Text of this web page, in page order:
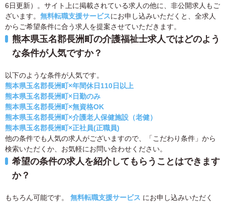
6日更新）。サイト上に掲載されている求人の他に、非公開求人もご
ざいます。 無料転職支援サービスにお申し込みいただくと、全求人
からご希望条件に合う求人を提案させていただきます。
熊本県玉名郡長洲町の介護福祉士求人ではどのよう
な条件が人気ですか？
以下のような条件が人気です。
熊本県玉名郡長洲町×年間休日110日以上
熊本県玉名郡長洲町×日勤のみ
熊本県玉名郡長洲町×無資格OK
熊本県玉名郡長洲町×介護老人保健施設（老健）
熊本県玉名郡長洲町×正社員(正職員)
他の条件でも人気の求人がございますので、「こだわり条件」から
検索いただくか、お気軽にお問い合わせください。
希望の条件の求人を紹介してもらうことはできます
か？
もちろん可能です。 無料転職支援サービス にお申し込みいただく